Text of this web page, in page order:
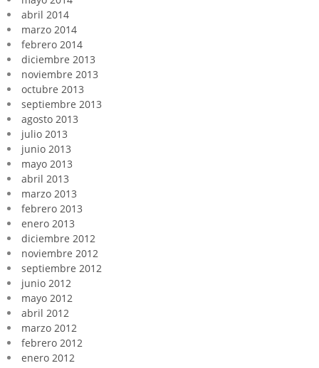
abril 2014
marzo 2014
febrero 2014
diciembre 2013
noviembre 2013
octubre 2013
septiembre 2013
agosto 2013
julio 2013
junio 2013
mayo 2013
abril 2013
marzo 2013
febrero 2013
enero 2013
diciembre 2012
noviembre 2012
septiembre 2012
junio 2012
mayo 2012
abril 2012
marzo 2012
febrero 2012
enero 2012